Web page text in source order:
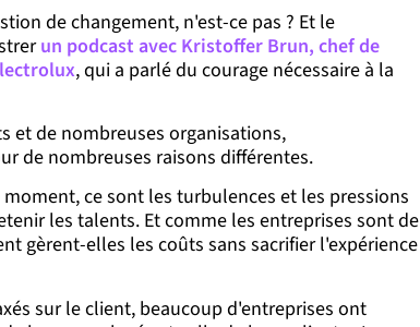
de changement, n'est-ce pas ? Et le
un podcast avec Kristoffer Brun, chef de
, qui a parlé du courage nécessaire à la
et de nombreuses organisations,
de nombreuses raisons différentes.
ce sont les turbulences et les pressions
les talents. Et comme les entreprises sont de
gèrent-elles les coûts sans sacrifier l'expérience
sur le client, beaucoup d'entreprises ont